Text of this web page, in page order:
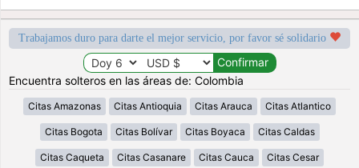
Trabajamos duro para darte el mejor servicio, por favor sé solidario
Encuentra solteros en las áreas de: Colombia
Citas Amazonas Citas Antioquia Citas Arauca Citas Atlantico
Citas Bogota Citas Bolívar Citas Boyaca Citas Caldas
Citas Caqueta Citas Casanare Citas Cauca Citas Cesar